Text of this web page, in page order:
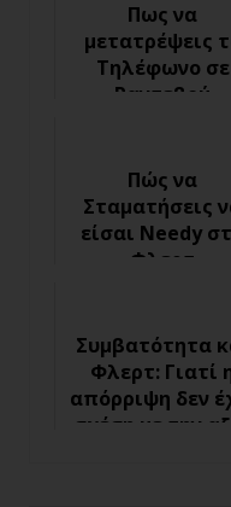
Πως να
μετατρέψεις
Τηλέφωνο σε
Ραντεβού
Πώς να
Σταματήσεις
είσαι Needy
Φλερτ
Συμβατότητα
Φλερτ: Γιατί
απόρριψη δεν
σχέση με την